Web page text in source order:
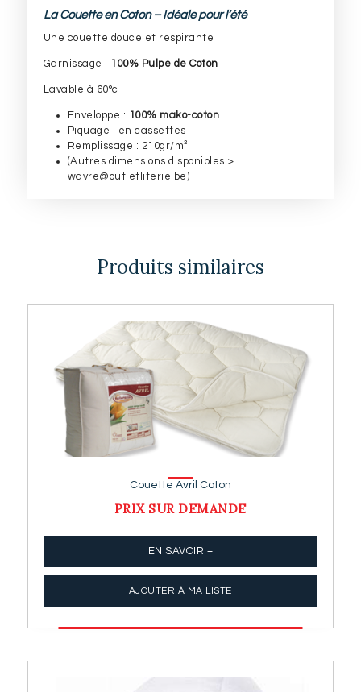
La Couette en Coton – Idéale pour l’été
Une couette douce et respirante
Garnissage : 100% Pulpe de Coton
Lavable à 60°c
Enveloppe : 100% mako-coton
Piquage : en cassettes
Remplissage : 210gr/m²
(Autres dimensions disponibles >
wavre@outletliterie.be)
Produits similaires
Couette Avril Coton
PRIX SUR DEMANDE
EN SAVOIR +
AJOUTER À MA LISTE